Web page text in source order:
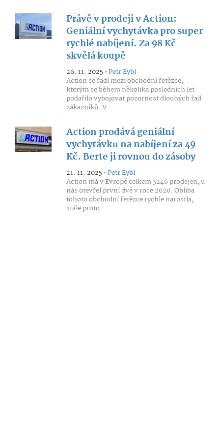
Právě v prodeji v Action:
Geniální vychytávka pro super
rychlé nabíjení. Za 98 Kč
skvělá koupě
26. 11. 2025 •Petr Eybl
Action se řadí mezi obchodní řetězce,
kterým se během několika posledních let
podařilo vybojovat pozornost dlouhých řad
zákazníků. V...
Action prodává geniální
vychytávku na nabíjení za 49
Kč. Berte ji rovnou do zásoby
21. 11. 2025 •Petr Eybl
Action má v Evropě celkem 3246 prodejen, u
nás otevřel první dvě v roce 2020. Obliba
tohoto obchodní řetězce rychle narostla,
stále proto...